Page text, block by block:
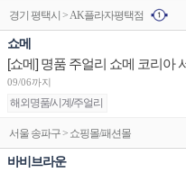
경기 평택시 > AK플라자평택점
쇼메
[쇼메] 명품 주얼리 쇼메 코리아
09/06까지
해외명품/시계/주얼리
서울 송파구 > 쇼핑몰/패션몰
바비브라운